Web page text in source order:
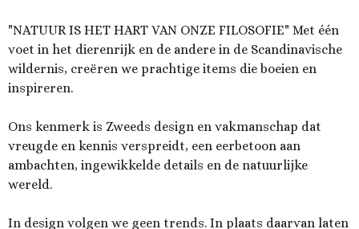
"NATUUR IS HET HART VAN ONZE FILOSOFIE" Met één
voet in het dierenrijk en de andere in de Scandinavische
wildernis, creëren we prachtige items die boeien en
inspireren.
Ons kenmerk is Zweeds design en vakmanschap dat
vreugde en kennis verspreidt, een eerbetoon aan
ambachten, ingewikkelde details en de natuurlijke
wereld.
In design volgen we geen trends. In plaats daarvan laten